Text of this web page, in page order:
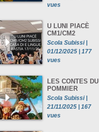
vues
U LUNI PIACÈ
CM1/CM2
Scola Subissi |
01/12/2025 | 177
vues
LES CONTES DU
POMMIER
Scola Subissi |
21/11/2025 | 167
vues